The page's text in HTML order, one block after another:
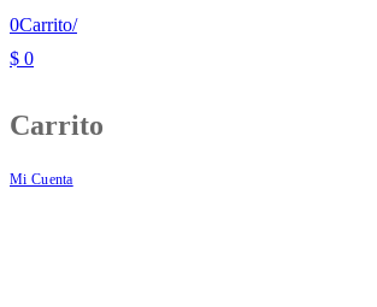
0Carrito/
$ 0
Carrito
Mi Cuenta